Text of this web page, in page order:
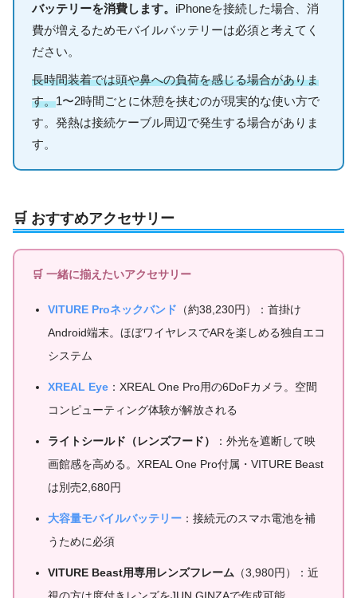
バッテリーを消費します。 iPhoneを接続した場合、消
費が増えるためモバイルバッテリーは必須と考えてく
ださい。
長時間装着では頭や鼻への負荷を感じる場合がありま
す。1〜2時間ごとに休憩を挟むのが現実的な使い方で
す。発熱は接続ケーブル周辺で発生する場合がありま
す。
🛒 おすすめアクセサリー
🛒 一緒に揃えたいアクセサリー
VITURE Proネックバンド （約38,230円）：首掛け
Android端末。ほぼワイヤレスでARを楽しめる独自エコ
システム
XREAL Eye：XREAL One Pro用の6DoFカメラ。空間
コンピューティング体験が解放される
ライトシールド（レンズフード）
：外光を遮断して映
画館感を高める。XREAL One Pro付属・VITURE Beast
は別売2,680円
大容量モバイルバッテリー：接続元のスマホ電池を補
うために必須
VITURE Beast用専用レンズフレーム （3,980円）：近
視の方は度付きレンズをJUN GINZAで作成可能